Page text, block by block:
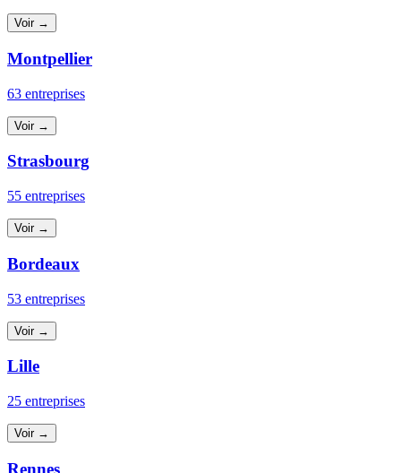
Voir →
Montpellier
63 entreprises
Voir →
Strasbourg
55 entreprises
Voir →
Bordeaux
53 entreprises
Voir →
Lille
25 entreprises
Voir →
Rennes